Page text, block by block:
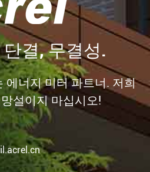
결, 무결성.
에너지 미터 파트너. 저희
설이지 마십시오!